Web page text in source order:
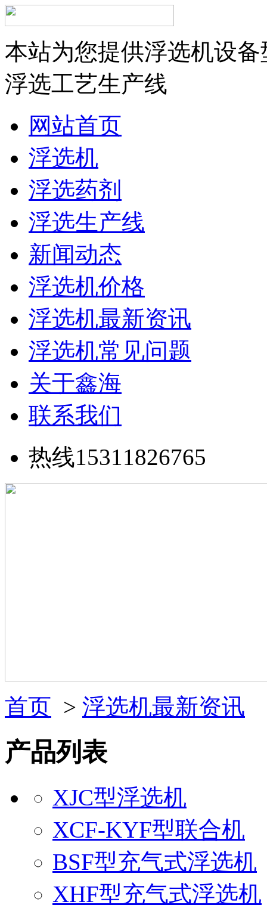
本站为您提供浮选机设
浮选工艺生产线
网站首页
浮选机
浮选药剂
浮选生产线
新闻动态
浮选机价格
浮选机最新资讯
浮选机常见问题
关于鑫海
联系我们
热线15311826765
首页 > 浮选机最新资讯
产品列表
XJC型浮选机
XCF-KYF型联合机
BSF型充气式浮选机
XHF型充气式浮选机